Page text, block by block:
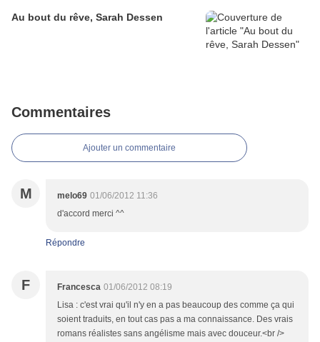
Au bout du rêve, Sarah Dessen
Commentaires
Ajouter un commentaire
M melo69 01/06/2012 11:36
d'accord merci ^^
Répondre
F Francesca 01/06/2012 08:19
Lisa : c'est vrai qu'il n'y en a pas beaucoup des comme ça qui
soient traduits, en tout cas pas a ma connaissance. Des vrais
romans réalistes sans angélisme mais avec douceur.<br />